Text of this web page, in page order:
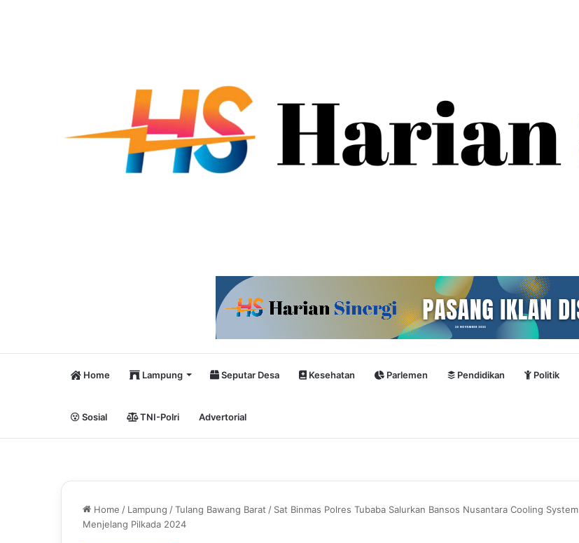
Home Lampung Seputar Desa Kesehatan Parlemen Pendidikan Politik
Sosial TNI-Polri Advertorial
Home / Lampung /Tulang Bawang Barat / Sat Binmas Polres Tubaba Salurkan Bansos Nusantara Cooling System
Menjelang Pilkada 2024